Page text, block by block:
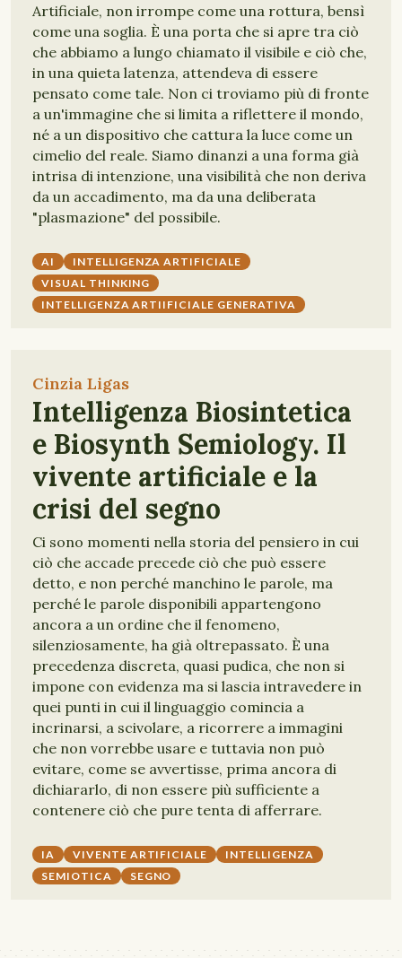
Artificiale, non irrompe come una rottura, bensì
come una soglia. È una porta che si apre tra ciò
che abbiamo a lungo chiamato il visibile e ciò che,
in una quieta latenza, attendeva di essere
pensato come tale. Non ci troviamo più di fronte
a un'immagine che si limita a riflettere il mondo,
né a un dispositivo che cattura la luce come un
cimelio del reale. Siamo dinanzi a una forma già
intrisa di intenzione, una visibilità che non deriva
da un accadimento, ma da una deliberata
"plasmazione" del possibile.
AI
INTELLIGENZA ARTIFICIALE
VISUAL THINKING
INTELLIGENZA ARTIIFICIALE GENERATIVA
Cinzia Ligas
Intelligenza Biosintetica
e Biosynth Semiology. Il
vivente artificiale e la
crisi del segno
Ci sono momenti nella storia del pensiero in cui
ciò che accade precede ciò che può essere
detto, e non perché manchino le parole, ma
perché le parole disponibili appartengono
ancora a un ordine che il fenomeno,
silenziosamente, ha già oltrepassato. È una
precedenza discreta, quasi pudica, che non si
impone con evidenza ma si lascia intravedere in
quei punti in cui il linguaggio comincia a
incrinarsi, a scivolare, a ricorrere a immagini
che non vorrebbe usare e tuttavia non può
evitare, come se avvertisse, prima ancora di
dichiararlo, di non essere più sufficiente a
contenere ciò che pure tenta di afferrare.
IA VIVENTE ARTIFICIALE
INTELLIGENZA
SEMIOTICA
SEGNO